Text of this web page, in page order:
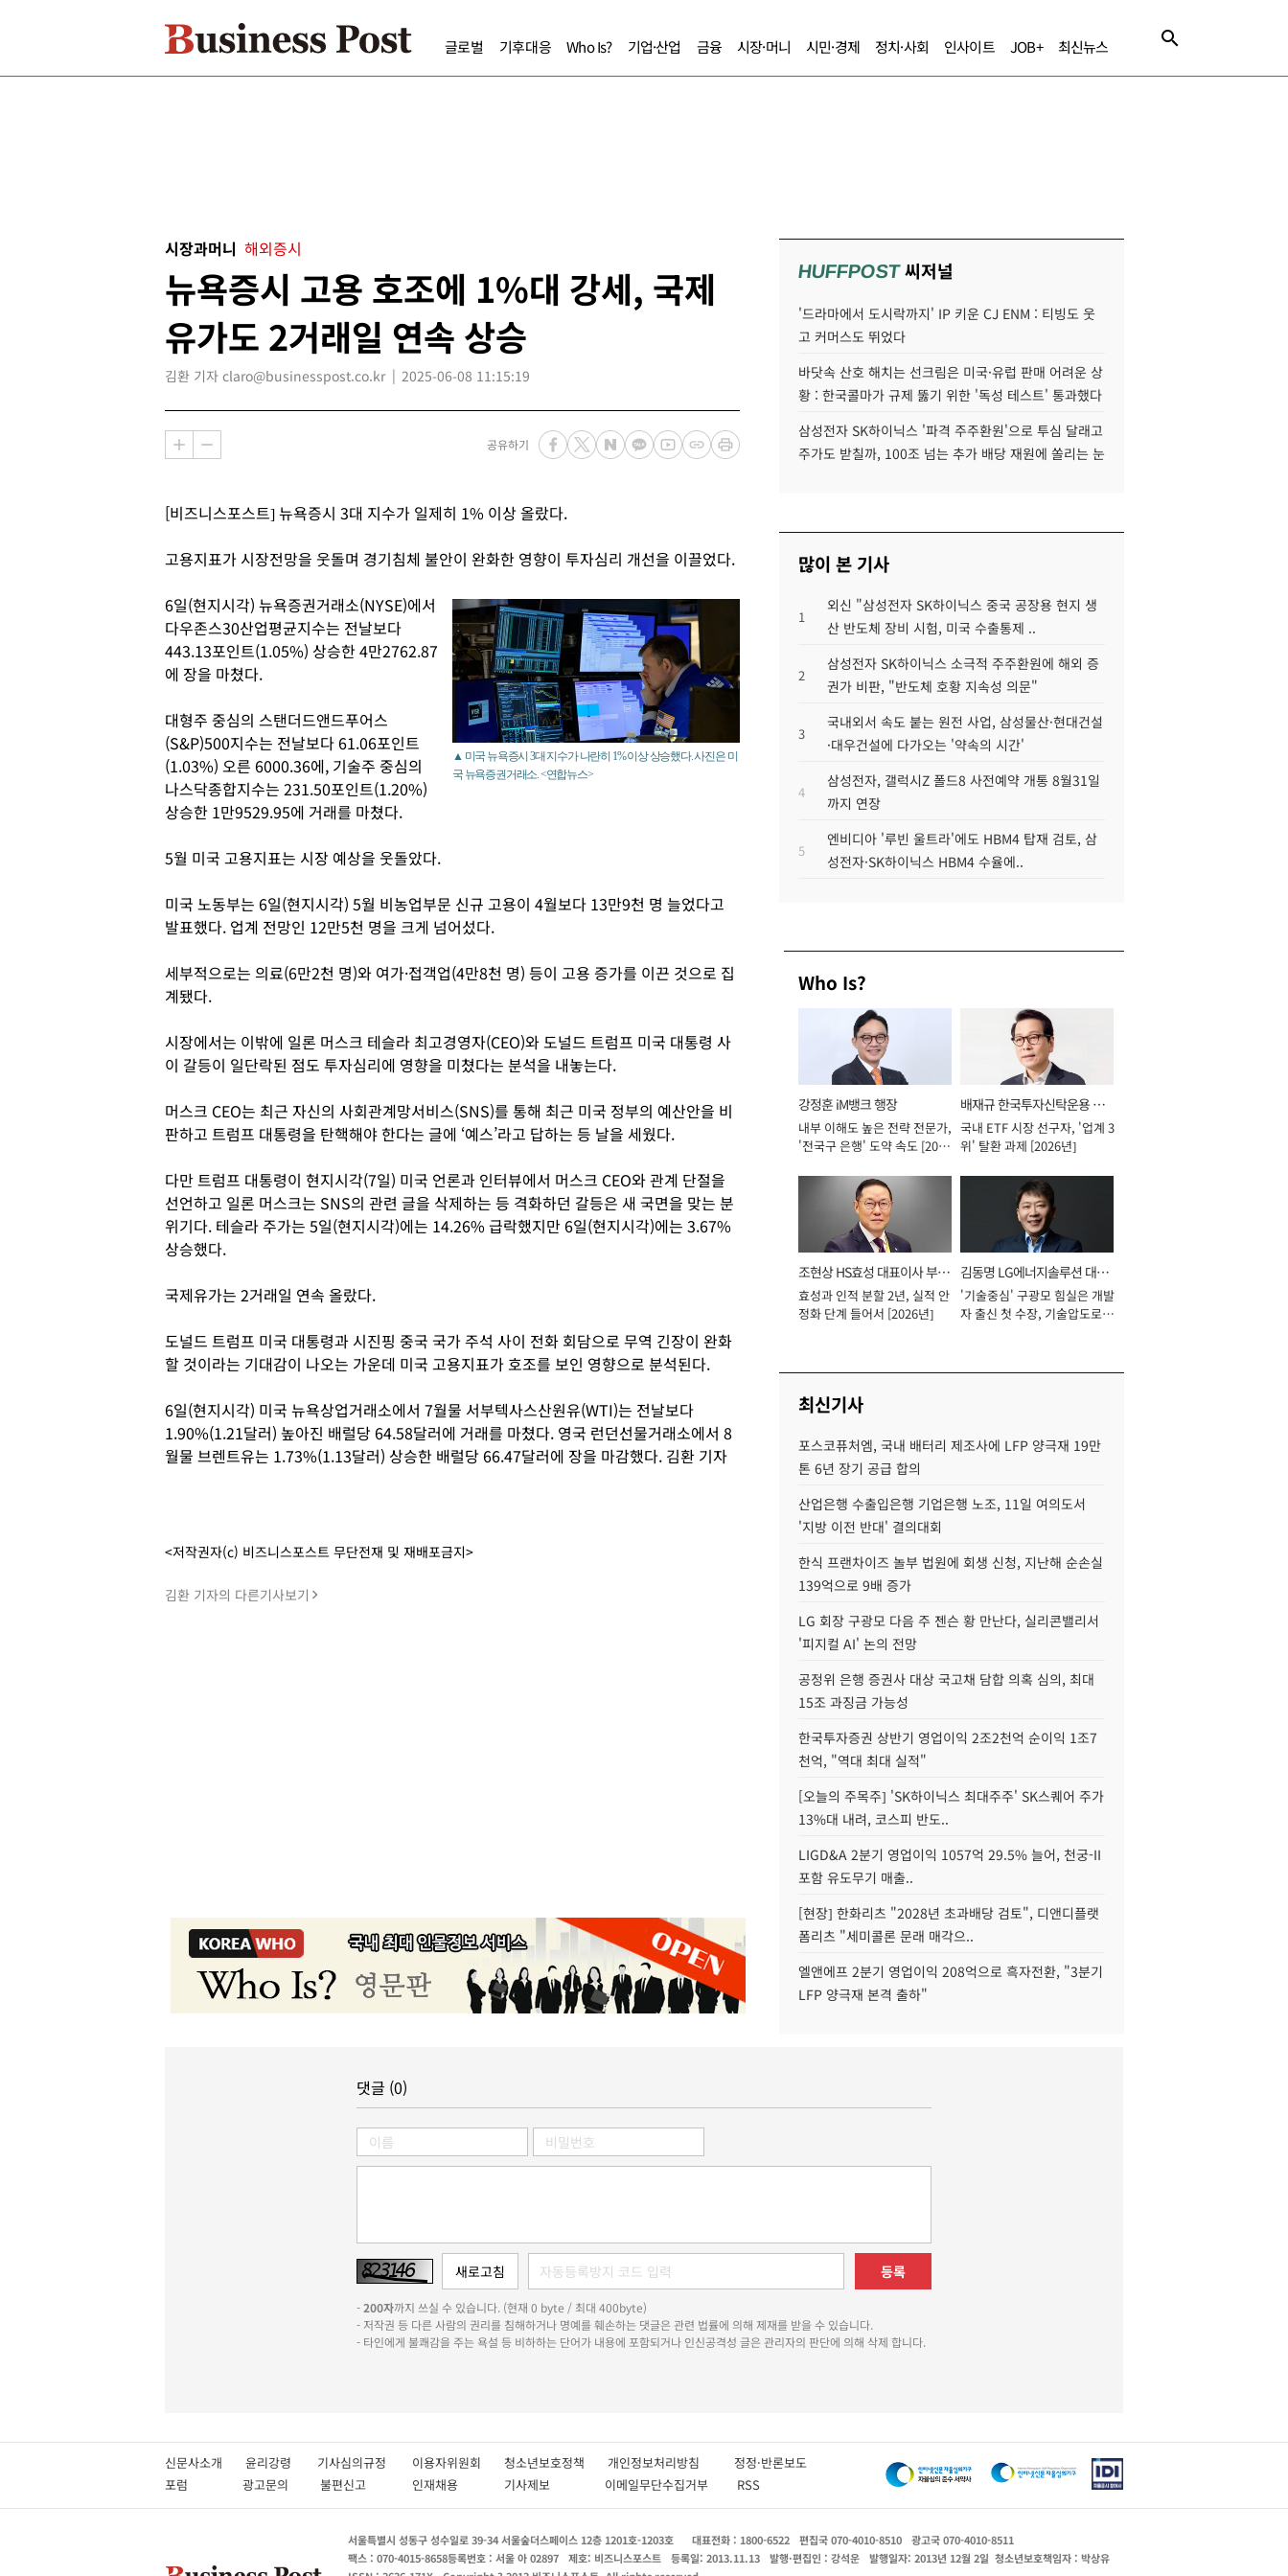
글로벌 기후대응 Who Is? 기업·산업 금융 시장·머니 시민·경제 정치·사회 인사이트 JOB+ 최신뉴스
시장과머니 해외증시
뉴욕증시 고용 호조에 1%대 강세, 국제
유가도 2거래일 연속 상승
김환 기자 claro@businesspost.co.kr 2025-06-08 11:15:19
공유하기
[비즈니스포스트] 뉴욕증시 3대 지수가 일제히 1% 이상 올랐다.
고용지표가 시장전망을 웃돌며 경기침체 불안이 완화한 영향이 투자심리 개선을 이끌었다.
▲ 미국 뉴욕증시 3대 지수가 나란히 1% 이상 상승했다. 사진은 미
국 뉴욕증권거래소. <연합뉴스>
6일(현지시각) 뉴욕증권거래소(NYSE)에서
다우존스30산업평균지수는 전날보다
443.13포인트(1.05%) 상승한 4만2762.87
에 장을 마쳤다.
대형주 중심의 스탠더드앤드푸어스
(S&P)500지수는 전날보다 61.06포인트
(1.03%) 오른 6000.36에, 기술주 중심의
나스닥종합지수는 231.50포인트(1.20%)
상승한 1만9529.95에 거래를 마쳤다.
5월 미국 고용지표는 시장 예상을 웃돌았다.
미국 노동부는 6일(현지시각) 5월 비농업부문 신규 고용이 4월보다 13만9천 명 늘었다고
발표했다. 업계 전망인 12만5천 명을 크게 넘어섰다.
세부적으로는 의료(6만2천 명)와 여가·접객업(4만8천 명) 등이 고용 증가를 이끈 것으로 집
계됐다.
시장에서는 이밖에 일론 머스크 테슬라 최고경영자(CEO)와 도널드 트럼프 미국 대통령 사
이 갈등이 일단락된 점도 투자심리에 영향을 미쳤다는 분석을 내놓는다.
머스크 CEO는 최근 자신의 사회관계망서비스(SNS)를 통해 최근 미국 정부의 예산안을 비
판하고 트럼프 대통령을 탄핵해야 한다는 글에 ‘예스’라고 답하는 등 날을 세웠다.
다만 트럼프 대통령이 현지시각(7일) 미국 언론과 인터뷰에서 머스크 CEO와 관계 단절을
선언하고 일론 머스크는 SNS의 관련 글을 삭제하는 등 격화하던 갈등은 새 국면을 맞는 분
위기다. 테슬라 주가는 5일(현지시각)에는 14.26% 급락했지만 6일(현지시각)에는 3.67%
상승했다.
국제유가는 2거래일 연속 올랐다.
도널드 트럼프 미국 대통령과 시진핑 중국 국가 주석 사이 전화 회담으로 무역 긴장이 완화
할 것이라는 기대감이 나오는 가운데 미국 고용지표가 호조를 보인 영향으로 분석된다.
6일(현지시각) 미국 뉴욕상업거래소에서 7월물 서부텍사스산원유(WTI)는 전날보다
1.90%(1.21달러) 높아진 배럴당 64.58달러에 거래를 마쳤다. 영국 런던선물거래소에서 8
월물 브렌트유는 1.73%(1.13달러) 상승한 배럴당 66.47달러에 장을 마감했다. 김환 기자
<저작권자(c) 비즈니스포스트 무단전재 및 재배포금지>
김환 기자의 다른기사보기
HUFFPOST씨저널
'드라마에서 도시락까지' IP 키운 CJ ENM : 티빙도 웃
고 커머스도 뛰었다
바닷속 산호 해치는 선크림은 미국·유럽 판매 어려운 상
황 : 한국콜마가 규제 뚫기 위한 '독성 테스트' 통과했다
삼성전자 SK하이닉스 '파격 주주환원'으로 투심 달래고
주가도 받칠까, 100조 넘는 추가 배당 재원에 쏠리는 눈
많이 본 기사
1
외신 "삼성전자 SK하이닉스 중국 공장용 현지 생
산 반도체 장비 시험, 미국 수출통제 ..
2
삼성전자 SK하이닉스 소극적 주주환원에 해외 증
권가 비판, "반도체 호황 지속성 의문"
3
국내외서 속도 붙는 원전 사업, 삼성물산·현대건설
·대우건설에 다가오는 '약속의 시간'
4
삼성전자, 갤럭시Z 폴드8 사전예약 개통 8월31일
까지 연장
5
엔비디아 '루빈 울트라'에도 HBM4 탑재 검토, 삼
성전자·SK하이닉스 HBM4 수율에..
Who Is?
강정훈 iM뱅크 행장
내부 이해도 높은 전략 전문가,
'전국구 은행' 도약 속도 [2026
배재규 한국투자신탁운용 대
표이사 사장
국내 ETF 시장 선구자, '업계 3
위' 탈환 과제 [2026년]
조현상 HS효성 대표이사 부회
장
효성과 인적 분할 2년, 실적 안
정화 단계 들어서 [2026년]
김동명 LG에너지솔루션 대표
이사 사장
'기술중심' 구광모 힘실은 개발
자 출신 첫 수장, 기술압도로
최신기사
포스코퓨처엠, 국내 배터리 제조사에 LFP 양극재 19만
톤 6년 장기 공급 합의
산업은행 수출입은행 기업은행 노조, 11일 여의도서
'지방 이전 반대' 결의대회
한식 프랜차이즈 놀부 법원에 회생 신청, 지난해 순손실
139억으로 9배 증가
LG 회장 구광모 다음 주 젠슨 황 만난다, 실리콘밸리서
'피지컬 AI' 논의 전망
공정위 은행 증권사 대상 국고채 담합 의혹 심의, 최대
15조 과징금 가능성
한국투자증권 상반기 영업이익 2조2천억 순이익 1조7
천억, "역대 최대 실적"
[오늘의 주목주] 'SK하이닉스 최대주주' SK스퀘어 주가
13%대 내려, 코스피 반도..
LIGD&A 2분기 영업이익 1057억 29.5% 늘어, 천궁-II
포함 유도무기 매출..
[현장] 한화리츠 "2028년 초과배당 검토", 디앤디플랫
폼리츠 "세미콜론 문래 매각으..
엘앤에프 2분기 영업이익 208억으로 흑자전환, "3분기
LFP 양극재 본격 출하"
댓글 (0)
등록
-200자까지 쓰실 수 있습니다. (현재 0 byte / 최대 400byte)
- 저작권 등 다른 사람의 권리를 침해하거나 명예를 훼손하는 댓글은 관련 법률에 의해 제재를 받을 수 있습니다.
- 타인에게 불쾌감을 주는 욕설 등 비하하는 단어가 내용에 포함되거나 인신공격성 글은 관리자의 판단에 의해 삭제 합니다.
신문사소개 윤리강령 기사심의규정 이용자위원회 청소년보호정책 개인정보처리방침 정정·반론보도
포럼
광고문의 불편신고 인재채용 기사제보 이메일무단수집거부 RSS
서울특별시 성동구 성수일로 39-34 서울숲더스페이스 12층 1201호-1203호 대표전화 : 1800-6522 편집국 070-4010-8510
광고국 070-4010-8511
팩스 : 070-4015-8658등록번호 : 서울 아 02897 제호: 비즈니스포스트 등록일: 2013.11.13 발행·편집인 : 강석운 발행일자: 2013년 12월 2일 청소년보호책임자 : 박상유